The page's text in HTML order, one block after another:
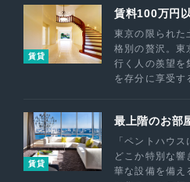
賃貸
賃料100万円
東京の限られた
格別の贅沢。東
行く人の羨望を
を存分に享受す
賃貸
最上階のお部
「ペントハウ
どこか特別な
華な設備を備え